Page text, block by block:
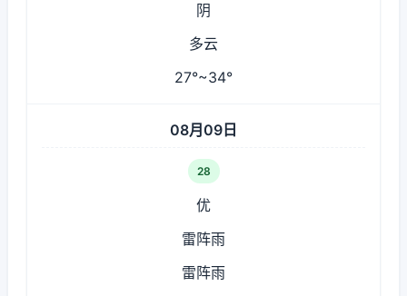
阴
多云
27°~34°
08月09日
28
优
雷阵雨
雷阵雨